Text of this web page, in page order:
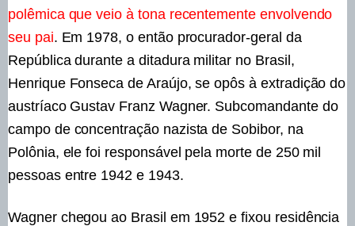
polêmica que veio à tona recentemente envolvendo
seu pai. Em 1978, o então procurador-geral da
República durante a ditadura militar no Brasil,
Henrique Fonseca de Araújo, se opôs à extradição do
austríaco Gustav Franz Wagner. Subcomandante do
campo de concentração nazista de Sobibor, na
Polônia, ele foi responsável pela morte de 250 mil
pessoas entre 1942 e 1943.
Wagner chegou ao Brasil em 1952 e fixou residência